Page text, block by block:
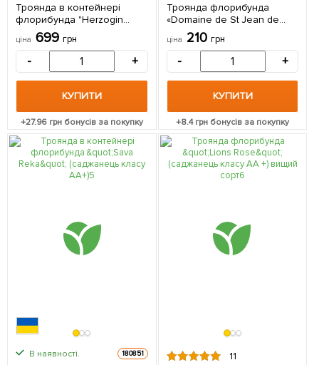
Троянда в контейнері
флорибунда "Herzogin
Christiana" (саджанець
класу АА+) 1 саджанець в
ціна 699 грн
- +
КУПИТИ
+27.96 грн бонусів за покупку
Троянда флорибунда
«Domaine de St Jean de
Beauregard» (саджанець
класу АА +) вищий сорт 1
саджанець в упаковці
ціна 210 грн
- +
КУПИТИ
+8.4грн бонусів за покупку
В наявності. 180851 11